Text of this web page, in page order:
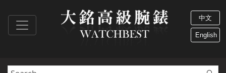
中文
English